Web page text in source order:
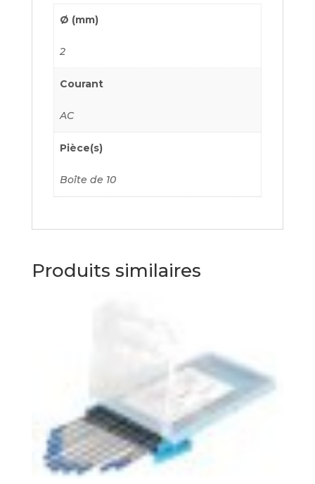
Ø (mm)
2
Courant
AC
Pièce(s)
Boîte de 10
Produits similaires